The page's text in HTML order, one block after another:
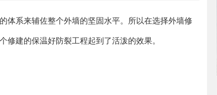
体系来辅佐整个外墙的坚固水平。所以在选择外墙修
建的保温好防裂工程起到了活泼的效果。